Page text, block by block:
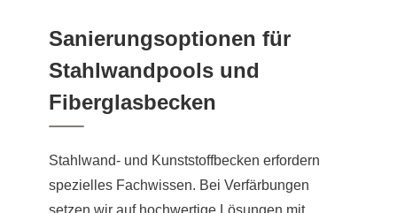
Sanierungsoptionen für
Stahlwandpools und
Fiberglasbecken
Stahlwand- und Kunststoffbecken erfordern
spezielles Fachwissen. Bei Verfärbungen
setzen wir auf hochwertige Lösungen mit